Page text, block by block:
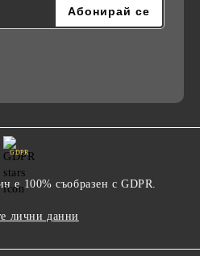
GDPR
е 100% съобразен с GDPR.
лични данни